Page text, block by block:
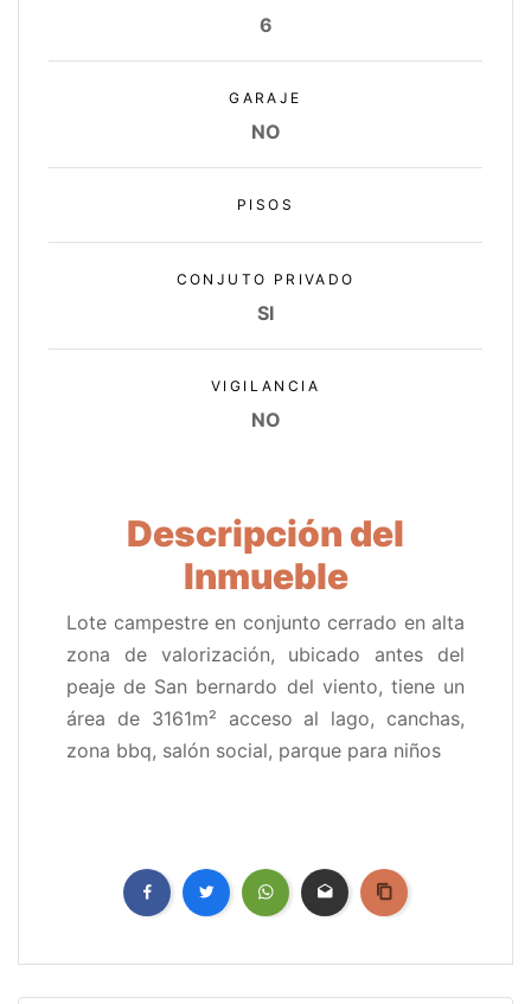
6
GARAJE
NO
PISOS
CONJUTO PRIVADO
SI
VIGILANCIA
NO
Descripción del
Inmueble
Lote campestre en conjunto cerrado en alta
zona de valorización, ubicado antes del
peaje de San bernardo del viento, tiene un
área de 3161m² acceso al lago, canchas,
zona bbq, salón social, parque para niños